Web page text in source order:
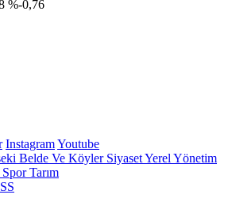
%-0,76
InstagramYoutube
Belde Ve KöylerSiyasetYerel Yönetim
SporTarım